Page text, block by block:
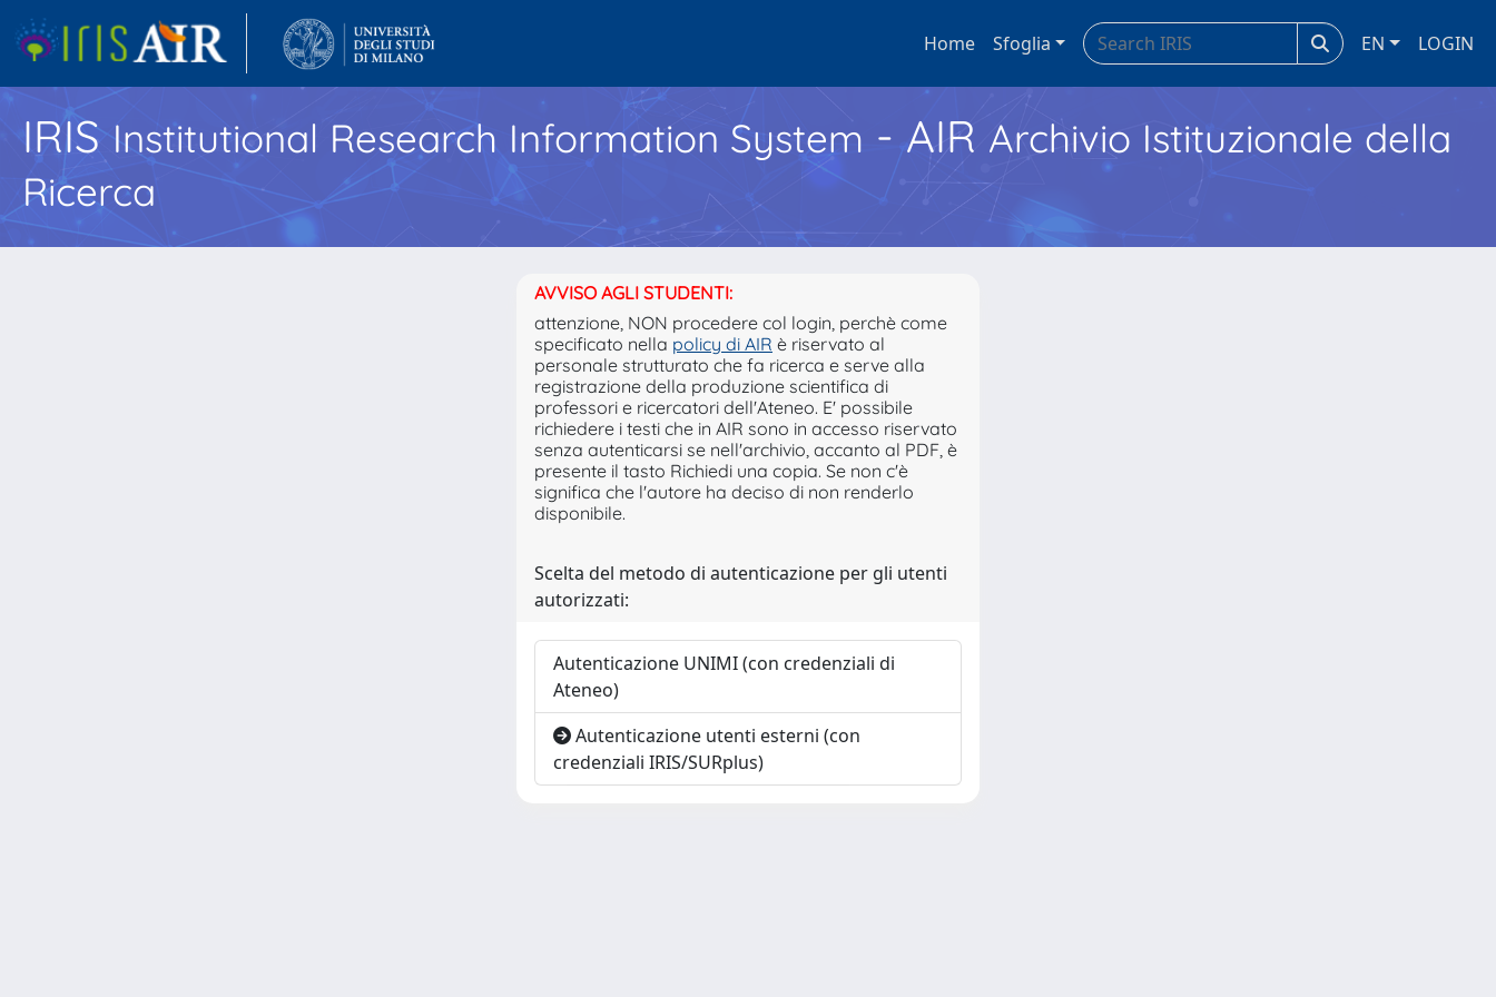
Home Sfoglia EN LOGIN
IRISInstitutional Research Information System - AIR Archivio Istituzionale della
Ricerca
AVVISO AGLI STUDENTI:
attenzione, NON procedere col login, perchè come
specificato nella policy di AIR è riservato al
personale strutturato che fa ricerca e serve alla
registrazione della produzione scientifica di
professori e ricercatori dell'Ateneo. E' possibile
richiedere i testi che in AIR sono in accesso riservato
senza autenticarsi se nell'archivio, accanto al PDF, è
presente il tasto Richiedi una copia. Se non c'è
significa che l'autore ha deciso di non renderlo
disponibile.
Scelta del metodo di autenticazione per gli utenti
autorizzati:
Autenticazione UNIMI (con credenziali di
Ateneo)
Autenticazione utenti esterni (con
credenziali IRIS/SURplus)